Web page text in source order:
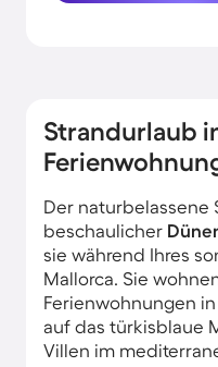
Strandurlaub
Der naturbelassene
beschaulicher
sie während Ihres
Mallorca. Sie
Ferienwohnungen
auf das türkisblaue
Villen im